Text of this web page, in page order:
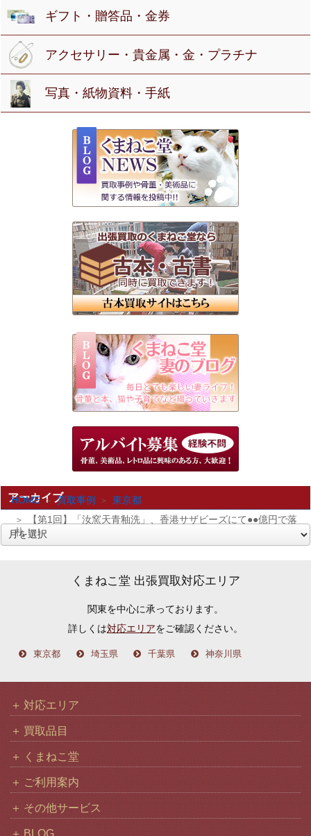
HOME 買取事例
東京都
【第1回】「汝窯天青釉洗」、香港サザビーズにて●●億円で落
札！！
ギフト・贈答品・金券
アクセサリー・貴金属・金・プラチナ
写真・紙物資料・手紙
アーカイブ
くまねこ堂 出張買取対応エリア
関東を中心に承っております。
詳しくは対応エリアをご確認ください。
東京都 埼玉県 千葉県 神奈川県
対応エリア
買取品目
くまねこ堂
ご利用案内
その他サービス